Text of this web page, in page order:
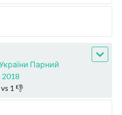
Парний
2018
1 👎